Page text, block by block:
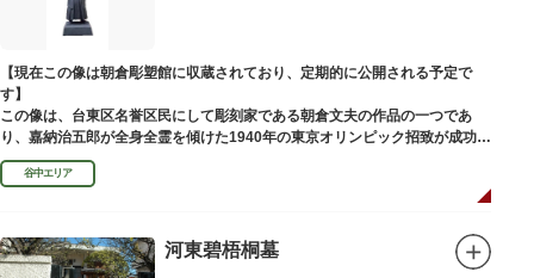
【現在この像は朝倉彫塑館に収蔵されており、定期的に公開される予定で
す】
この像は、台東区名誉区民にして彫刻家である朝倉文夫の作品の一つであ
り、嘉納治五郎が全身全霊を傾けた1940年の東京オリンピック招致が成功
（のちに返上）した、1936年に制作されました。
朝倉文夫は、1907～1910年ころに嘉納と知り合ったと推察されます。その
後も縁があり、嘉納の人柄や骨格などを熟知していた朝倉は、嘉納の海外出
ポーズは、嘉納の柔道家としての「不動の姿勢」を意識したと思われます。
谷中エリア
河東碧梧桐墓